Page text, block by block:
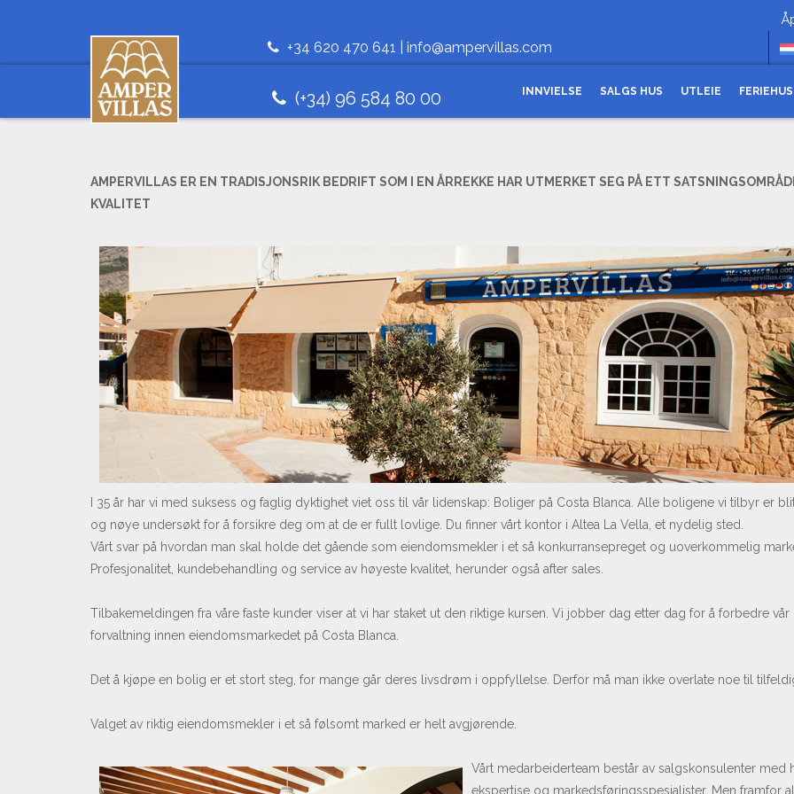
+34 620 470 641 | info@ampervillas.com
(+34) 96 584 80 00 INNVIELSE SALGS HUS UTLEIE FERIEHUS
AMPERVILLAS ER EN TRADISJONSRIK BEDRIFT SOM I EN ÅRREKKE HAR UTMERKET SEG PÅ ETT
KVALITET
I 35 år har vi med suksess og faglig dyktighet viet oss til vår lidenskap: Boliger på Costa Blanca. Alle boligene vi tilbyr er
og nøye undersøkt for å forsikre deg om at de er fullt lovlige. Du finner vårt kontor i Altea La Vella, et nydelig sted.
Vårt svar på hvordan man skal holde det gående som eiendomsmekler i et så konkurransepreget og uoverkommelig
Profesjonalitet, kundebehandling og service av høyeste kvalitet, herunder også after sales.
Tilbakemeldingen fra våre faste kunder viser at vi har staket ut den riktige kursen. Vi jobber dag etter dag for å forbedre vår
forvaltning innen eiendomsmarkedet på Costa Blanca.
Det å kjøpe en bolig er et stort steg, for mange går deres livsdrøm i oppfyllelse. Derfor må man ikke overlate noe til
Valget av riktig eiendomsmekler i et så følsomt marked er helt avgjørende.
Vårt medarbeiderteam består av salgskonsulenter med
ekspertise og markedsføringsspesialister. Men framfor